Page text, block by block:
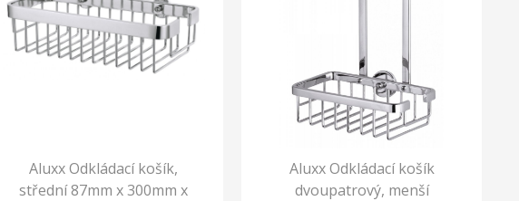
Aluxx Odkládací košík,
střední 87mm x 300mm x
Aluxx Odkládací košík
dvoupatrový, menší